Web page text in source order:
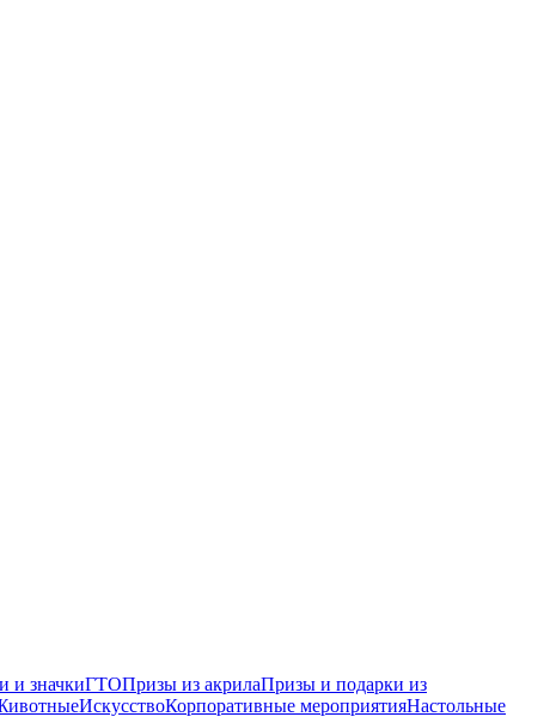
и значкиГТОПризы из акрилаПризы и подарки из
ИскусствоКорпоративные мероприятияНастольные